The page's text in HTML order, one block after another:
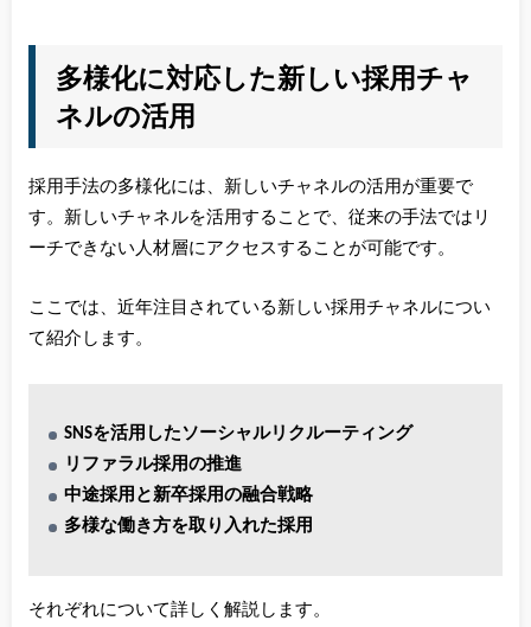
多様化に対応した新しい採用チャ
ネルの活用
採用手法の多様化には、新しいチャネルの活用が重要で
す。新しいチャネルを活用することで、従来の手法ではリ
ーチできない人材層にアクセスすることが可能です。
ここでは、近年注目されている新しい採用チャネルについ
て紹介します。
SNSを活用したソーシャルリクルーティング
リファラル採用の推進
中途採用と新卒採用の融合戦略
多様な働き方を取り入れた採用
それぞれについて詳しく解説します。